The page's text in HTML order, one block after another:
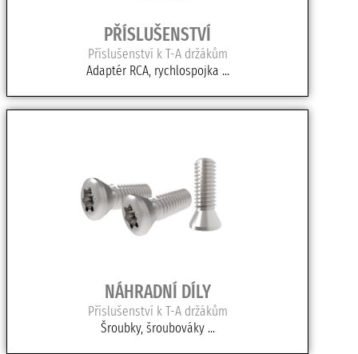
PŘÍSLUŠENSTVÍ
Příslušenství k T-A držákům
Adaptér RCA, rychlospojka ...
NÁHRADNÍ DÍLY
Příslušenství k T-A držákům
Šroubky, šroubováky ...